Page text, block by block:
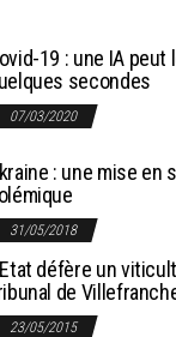
19 : une IA
secondes
07/03/2020
: une mise en
31/05/2018
défère un
de
23/05/2015